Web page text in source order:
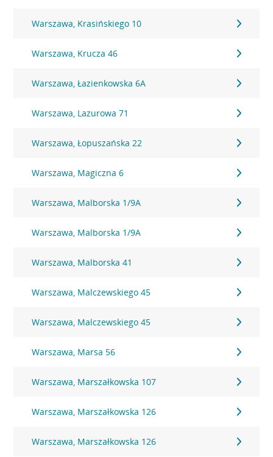
Warszawa, Krasińskiego 10
Warszawa, Krucza 46
Warszawa, Łazienkowska 6A
Warszawa, Lazurowa 71
Warszawa, Łopuszańska 22
Warszawa, Magiczna 6
Warszawa, Malborska 1/9A
Warszawa, Malborska 1/9A
Warszawa, Malborska 41
Warszawa, Malczewskiego 45
Warszawa, Malczewskiego 45
Warszawa, Marsa 56
Warszawa, Marszałkowska 107
Warszawa, Marszałkowska 126
Warszawa, Marszałkowska 126